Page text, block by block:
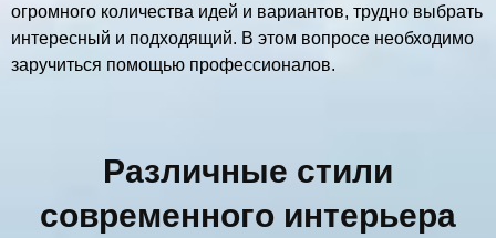
огромного количества идей и вариантов, трудно выбрать
интересный и подходящий. В этом вопросе необходимо
заручиться помощью профессионалов.
Различные стили
современного интерьера